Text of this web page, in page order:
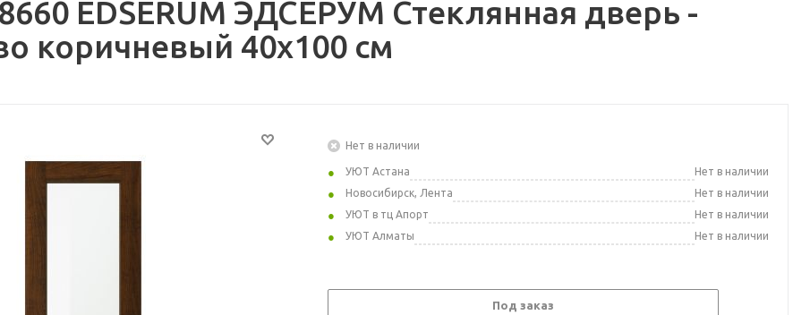
EDSERUM ЭДСЕРУМ Стеклянная дверь -
коричневый 40x100 см
Нет в наличии
УЮТ Астана
Нет в наличии
Новосибирск, Лента
Нет в наличии
УЮТ в тц Апорт
Нет в наличии
УЮТ Алматы
Нет в наличии
Под заказ